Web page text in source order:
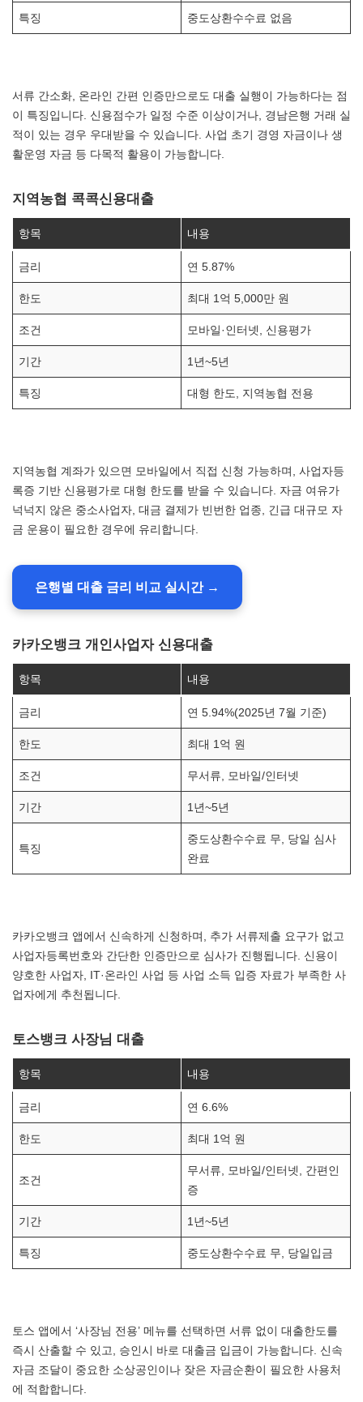
특징 중도상환수수료 없음
서류 간소화, 온라인 간편 인증만으로도 대출 실행이 가능하다는 점
이 특징입니다. 신용점수가 일정 수준 이상이거나, 경남은행 거래 실
적이 있는 경우 우대받을 수 있습니다. 사업 초기 경영 자금이나 생
활운영 자금 등 다목적 활용이 가능합니다.
지역농협 콕콕신용대출
항목 내용
금리 연 5.87%
한도 최대 1억 5,000만 원
조건 모바일·인터넷, 신용평가
기간 1년~5년
특징 대형 한도, 지역농협 전용
지역농협 계좌가 있으면 모바일에서 직접 신청 가능하며, 사업자등
록증 기반 신용평가로 대형 한도를 받을 수 있습니다. 자금 여유가
넉넉지 않은 중소사업자, 대금 결제가 빈번한 업종, 긴급 대규모 자
금 운용이 필요한 경우에 유리합니다.
은행별 대출 금리 비교 실시간 →
카카오뱅크 개인사업자 신용대출
항목 내용
금리 연 5.94%(2025년 7월 기준)
한도 최대 1억 원
조건 무서류, 모바일/인터넷
기간 1년~5년
특징
중도상환수수료 무, 당일 심사
완료
카카오뱅크 앱에서 신속하게 신청하며, 추가 서류제출 요구가 없고
사업자등록번호와 간단한 인증만으로 심사가 진행됩니다. 신용이
양호한 사업자, IT·온라인 사업 등 사업 소득 입증 자료가 부족한 사
업자에게 추천됩니다.
토스뱅크 사장님 대출
항목 내용
금리 연 6.6%
한도 최대 1억 원
조건
무서류, 모바일/인터넷, 간편인
증
기간 1년~5년
특징 중도상환수수료 무, 당일입금
토스 앱에서 ‘사장님 전용’ 메뉴를 선택하면 서류 없이 대출한도를
즉시 산출할 수 있고, 승인시 바로 대출금 입금이 가능합니다. 신속
자금 조달이 중요한 소상공인이나 잦은 자금순환이 필요한 사용처
에 적합합니다.